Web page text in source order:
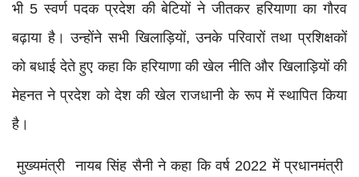
भी 5 स्वर्ण पदक प्रदेश की बेटियों ने जीतकर हरियाणा का गौरव
बढ़ाया है। उन्होंने सभी खिलाड़ियों, उनके परिवारों तथा प्रशिक्षकों
को बधाई देते हुए कहा कि हरियाणा की खेल नीति और खिलाड़ियों की
मेहनत ने प्रदेश को देश की खेल राजधानी के रूप में स्थापित किया
है।
मुख्यमंत्री नायब सिंह सैनी ने कहा कि वर्ष 2022 में प्रधानमंत्री